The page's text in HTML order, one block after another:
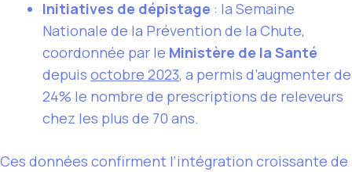
Initiatives de dépistage : la Semaine
Nationale de la Prévention de la Chute,
coordonnée par le Ministère de la Santé
depuis octobre 2023, a permis d’augmenter de
24% le nombre de prescriptions de releveurs
chez les plus de 70 ans.
Ces données confirment l’intégration croissante de